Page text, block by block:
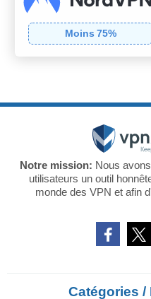
Moins 75%
Notre mission: Nous
utilisateurs un outil
monde des VPN et afin
Catégories